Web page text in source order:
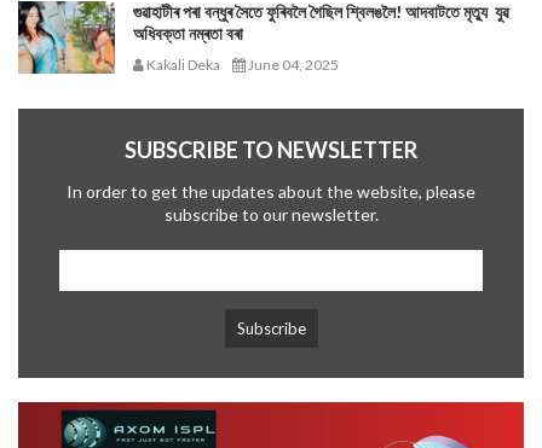
গুৱাহাটীৰ পৰা বন্ধুৰ সৈতে ফুৰিবলৈ গৈছিল শ্বিলঙলৈ! আদবাটতে মৃত্যু যুৱ
অধিবক্তা নম্ৰতা বৰা
Kakali Deka June 04, 2025
SUBSCRIBE TO NEWSLETTER
In order to get the updates about the website, please
subscribe to our newsletter.